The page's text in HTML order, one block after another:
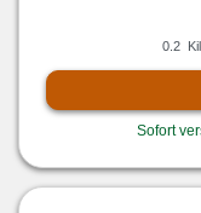
0.2
Sofort